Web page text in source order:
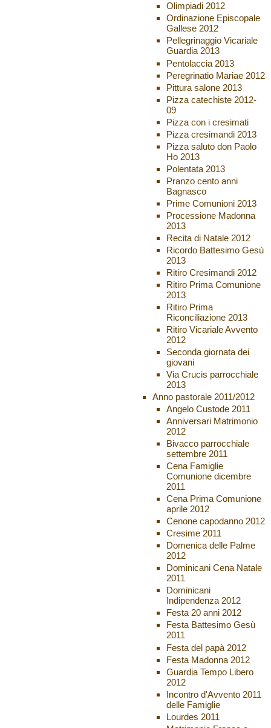
Olimpiadi 2012
Ordinazione Episcopale
Gallese 2012
Pellegrinaggio Vicariale
Guardia 2013
Pentolaccia 2013
Peregrinatio Mariae 2012
Pittura salone 2013
Pizza catechiste 2012-
09
Pizza con i cresimati
Pizza cresimandi 2013
Pizza saluto don Paolo
Ho 2013
Polentata 2013
Pranzo cento anni
Bagnasco
Prime Comunioni 2013
Processione Madonna
2013
Recita di Natale 2012
Ricordo Battesimo Gesù
2013
Ritiro Cresimandi 2012
Ritiro Prima Comunione
2013
Ritiro Prima
Riconciliazione 2013
Ritiro Vicariale Avvento
2012
Seconda giornata dei
giovani
Via Crucis parrocchiale
2013
Anno pastorale 2011/2012
Angelo Custode 2011
Anniversari Matrimonio
2012
Bivacco parrocchiale
settembre 2011
Cena Famiglie
Comunione dicembre
2011
Cena Prima Comunione
aprile 2012
Cenone capodanno 2012
Cresime 2011
Domenica delle Palme
2012
Dominicani Cena Natale
2011
Dominicani
Indipendenza 2012
Festa 20 anni 2012
Festa Battesimo Gesù
2011
Festa del papà 2012
Festa Madonna 2012
Guardia Tempo Libero
2012
Incontro d'Avvento 2011
delle Famiglie
Lourdes 2011